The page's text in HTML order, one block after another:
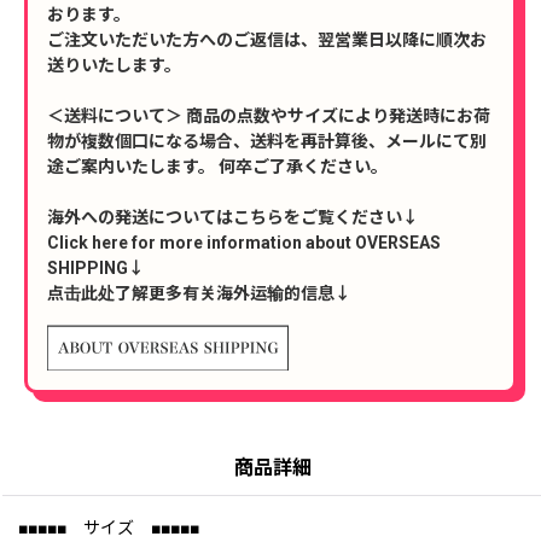
おります。
ご注文いただいた方へのご返信は、翌営業日以降に順次お
送りいたします。
＜送料について＞ 商品の点数やサイズにより発送時にお荷
物が複数個口になる場合、送料を再計算後、メールにて別
途ご案内いたします。 何卒ご了承ください。
海外への発送についてはこちらをご覧ください↓
Click here for more information about OVERSEAS
SHIPPING↓
点击此处了解更多有关海外运输的信息↓
商品詳細
■■■■■ サイズ ■■■■■